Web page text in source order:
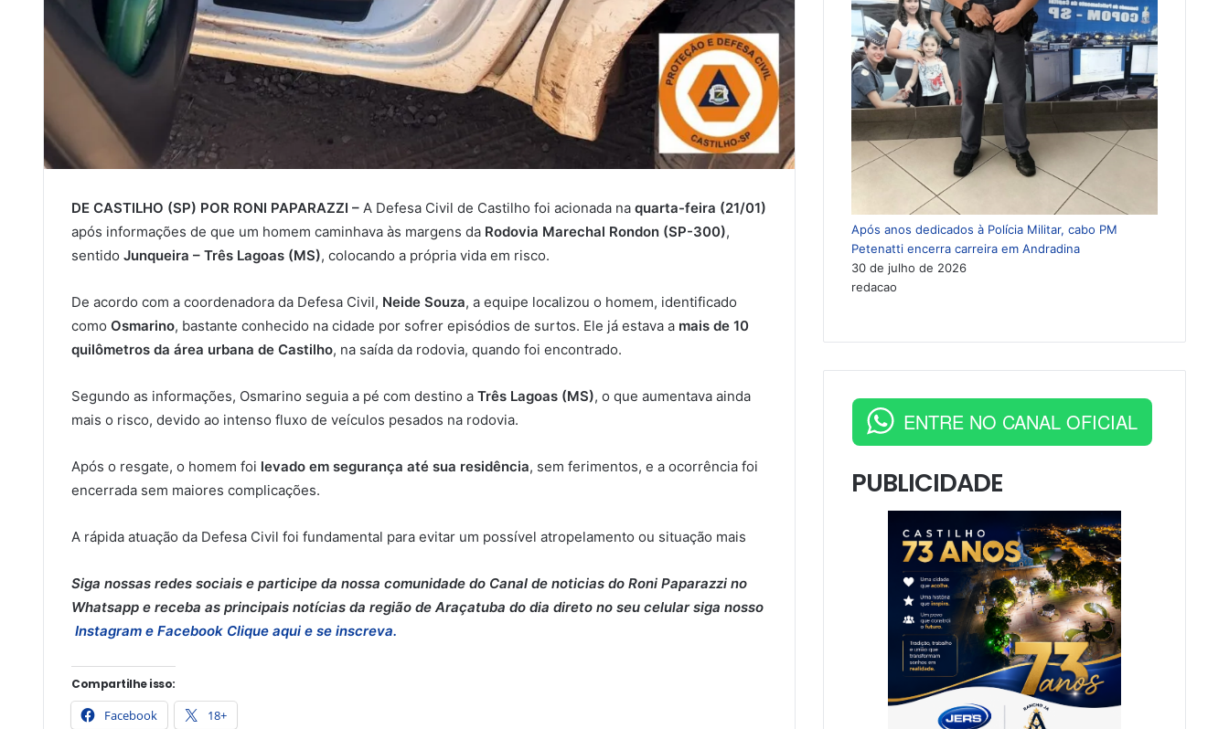
DE CASTILHO (SP) POR RONI PAPARAZZI – A Defesa Civil de Castilho foi acionada na quarta-feira (21/01)
após informações de que um homem caminhava às margens da Rodovia Marechal Rondon (SP-300),
sentido Junqueira – Três Lagoas (MS), colocando a própria vida em risco.
De acordo com a coordenadora da Defesa Civil, Neide Souza, a equipe localizou o homem, identificado
como Osmarino, bastante conhecido na cidade por sofrer episódios de surtos. Ele já estava a mais de 10
quilômetros da área urbana de Castilho, na saída da rodovia, quando foi encontrado.
Segundo as informações, Osmarino seguia a pé com destino a Três Lagoas (MS), o que aumentava ainda
mais o risco, devido ao intenso fluxo de veículos pesados na rodovia.
Após o resgate, o homem foi levado em segurança até sua residência, sem ferimentos, e a ocorrência foi
encerrada sem maiores complicações.
A rápida atuação da Defesa Civil foi fundamental para evitar um possível atropelamento ou situação mais
Siga nossas redes sociais e participe da nossa comunidade do Canal de noticias do Roni Paparazzi no
Whatsapp e receba as principais notícias da região de Araçatuba do dia direto no seu celular siga nosso
Instagram e Facebook Clique aqui e se inscreva.
Compartilhe isso:
Facebook 18+
Após anos dedicados à Polícia Militar, cabo PM
Petenatti encerra carreira em Andradina
30 de julho de 2026
redacao
ENTRE NO CANAL OFICIAL
PUBLICIDADE